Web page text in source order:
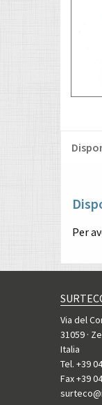
Per
Via del
31059 ·
Italia
Tel. +39
Fax +39